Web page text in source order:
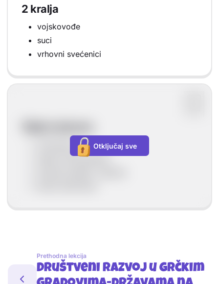
2 kralja
vojskovođe
suci
vrhovni svećenici
28 članova
stariji od 60 godina
Otključaj sve
Prethodna lekcija
Društveni razvoj u grčkim